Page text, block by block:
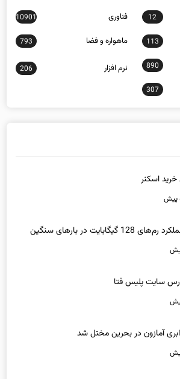
12 فناوری 10901
113 ماهواره و فضا 793
890 نرم افزار 206
307
خرید اسکنر
گیگابایت در بارهای سنگین
سایت پلیس فتا
آمازون در بحرین مختل شد